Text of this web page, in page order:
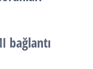
bağlantı